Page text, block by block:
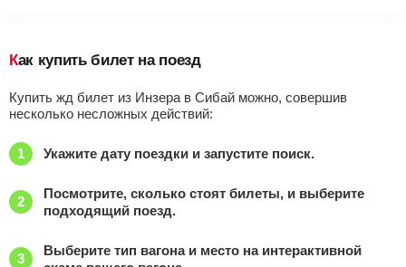
Как купить билет на поезд
Купить жд билет из Инзера в Сибай можно, совершив
несколько несложных действий:
Укажите дату поездки и запустите поиск.
Посмотрите, сколько стоят билеты, и выберите
подходящий поезд.
Выберите тип вагона и место на интерактивной